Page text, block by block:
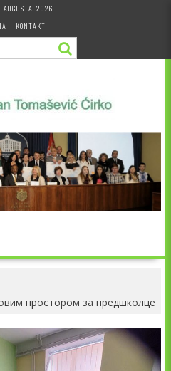
AUGUSTA, 2026
KONTAKT
простором за предшколце